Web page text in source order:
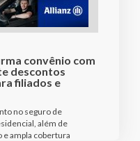
convênio com
descontos
filiados e
no seguro de
além de
e ampla cobertura